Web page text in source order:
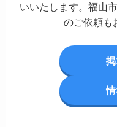
いいたします。福山
のご依頼も